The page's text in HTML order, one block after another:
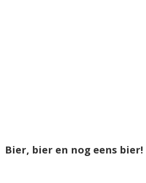
Bier, bier en nog eens bier!